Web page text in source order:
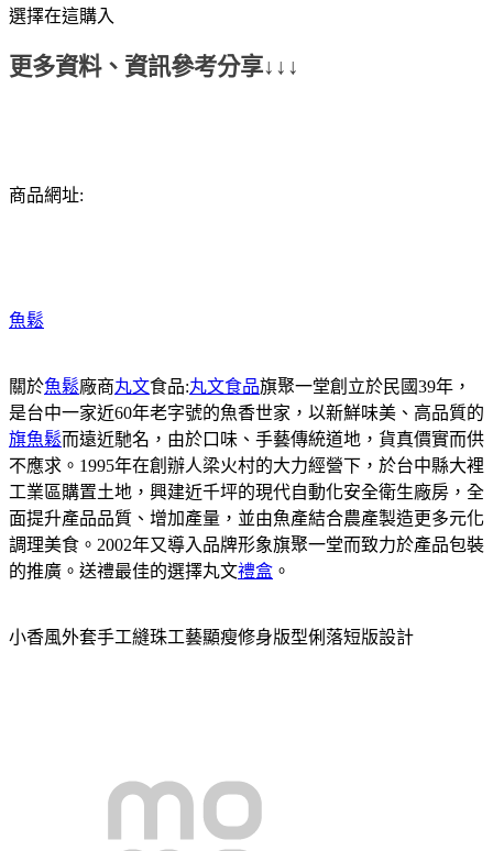
選擇在這購入
更多資料、資訊參考分享↓↓↓
商品網址:
魚鬆
關於魚鬆廠商丸文食品:丸文食品旗聚一堂創立於民國39年，
是台中一家近60年老字號的魚香世家，以新鮮味美、高品質的
旗魚鬆而遠近馳名，由於口味、手藝傳統道地，貨真價實而供
不應求。1995年在創辦人梁火村的大力經營下，於台中縣大裡
工業區購置土地，興建近千坪的現代自動化安全衛生廠房，全
面提升產品品質、增加產量，並由魚產結合農產製造更多元化
調理美食。2002年又導入品牌形象旗聚一堂而致力於產品包裝
的推廣。送禮最佳的選擇丸文禮盒 。
小香風外套手工縫珠工藝顯瘦修身版型俐落短版設計